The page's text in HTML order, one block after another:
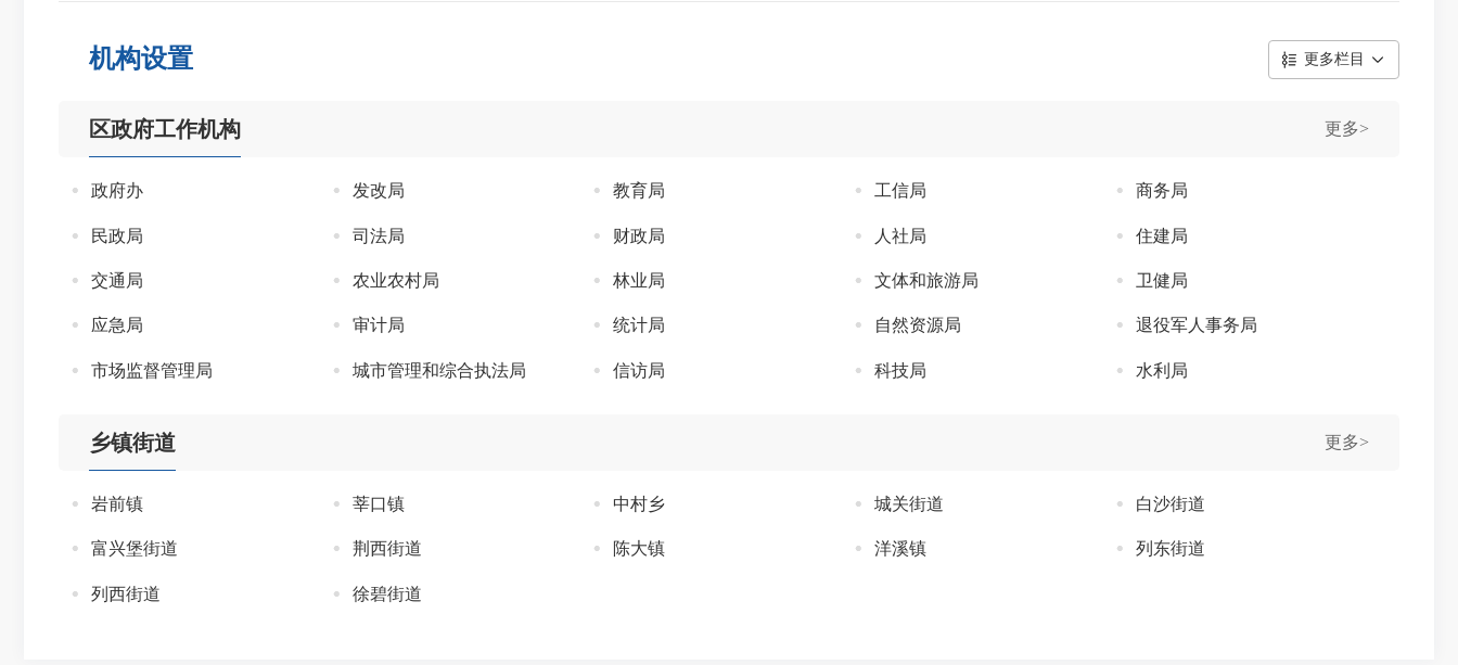
机构设置 更多栏目
更多>
区政府工作机构
政府办 发改局 教育局 工信局 商务局
民政局 司法局 财政局 人社局 住建局
交通局 农业农村局 林业局 文体和旅游局 卫健局
应急局 审计局 统计局 自然资源局 退役军人事务局
市场监督管理局 城市管理和综合执法局 信访局 科技局 水利局
更多>
乡镇街道
岩前镇 莘口镇 中村乡 城关街道 白沙街道
富兴堡街道 荆西街道 陈大镇 洋溪镇 列东街道
列西街道 徐碧街道